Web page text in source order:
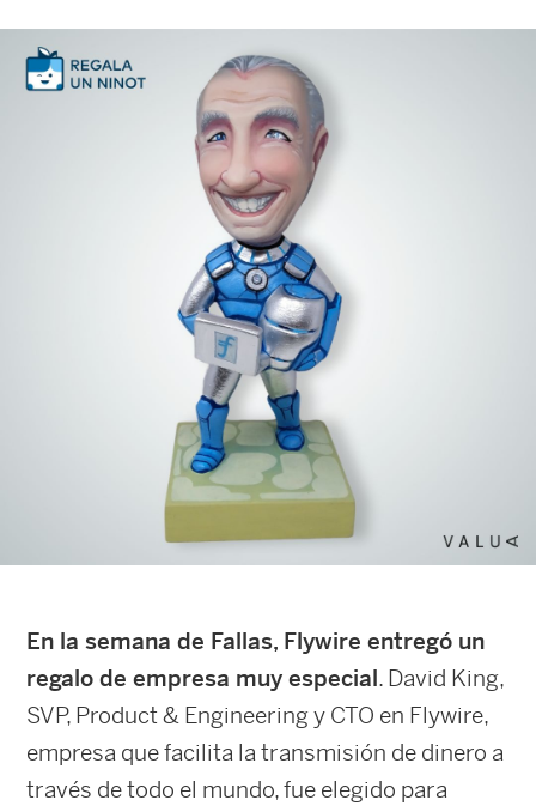
En la semana de Fallas, Flywire entregó un
regalo de empresa muy especial. David King,
SVP, Product & Engineering y CTO en Flywire,
empresa que facilita la transmisión de dinero a
través de todo el mundo, fue elegido para